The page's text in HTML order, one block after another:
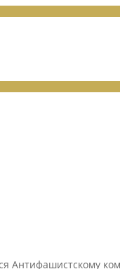
Антифашистскому